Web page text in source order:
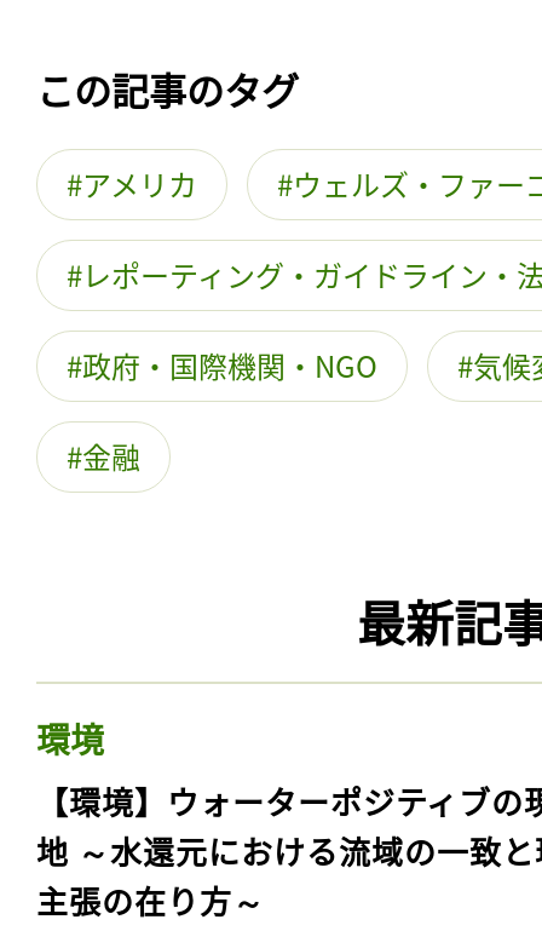
この記事のタグ
アメリカ ウェルズ・ファー
レポーティング・ガイドライン・
政府・国際機関・NGO 気候
金融
最新記
環境
【環境】ウォーターポジティブの
地 ～水還元における流域の一致
主張の在り方～